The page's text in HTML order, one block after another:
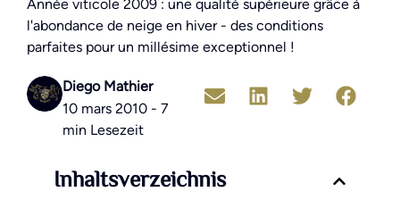
Année viticole 2009 : une qualité supérieure grâce à
l'abondance de neige en hiver - des conditions
parfaites pour un millésime exceptionnel !
Diego Mathier
10 mars 2010 - 7
min Lesezeit
Inhaltsverzeichnis